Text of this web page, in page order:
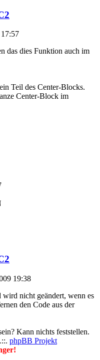
das dies Funktion auch im
Teil des Center-Blocks.
Center-Block im
19:38
nicht geändert, wenn es
den Code aus der
Kann nichts feststellen.
.::. phpBB Projekt